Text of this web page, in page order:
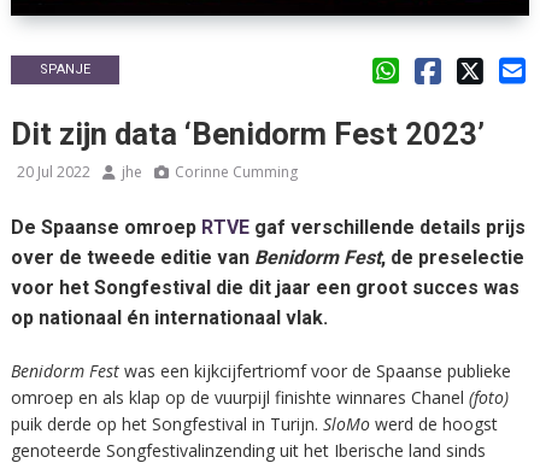
SPANJE
Dit zijn data ‘Benidorm Fest 2023’
20 Jul 2022 jhe Corinne Cumming
De Spaanse omroep RTVEgaf verschillende details prijs
over de tweede editie van Benidorm Fest, de preselectie
voor het Songfestival die dit jaar een groot succes was
op nationaal én internationaal vlak.
Benidorm Fest was een kijkcijfertriomf voor de Spaanse publieke
omroep en als klap op de vuurpijl finishte winnares Chanel (foto)
puik derde op het Songfestival in Turijn. SloMo werd de hoogst
genoteerde Songfestivalinzending uit het Iberische land sinds